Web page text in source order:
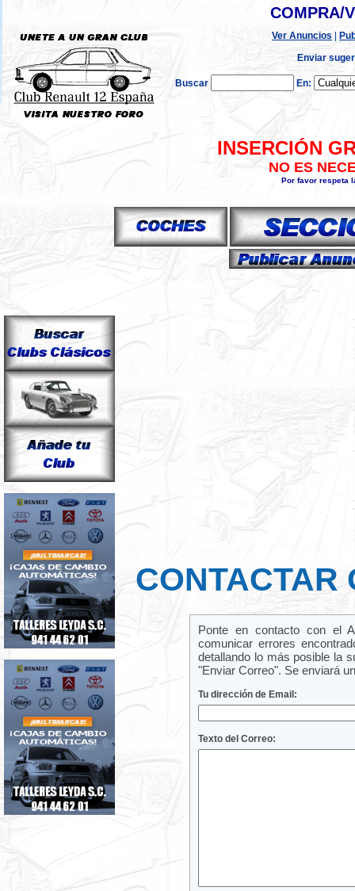
COMPRA/
Ver Anuncios
Enviar
Buscar En:
INSERCIÓN
NO ES
Por favor respeta
CONTACTAR
Ponte en contacto con el
comunicar errores
detallando lo más posible la
"Enviar Correo". Se enviará
Tu dirección de Email:
Texto del Correo: